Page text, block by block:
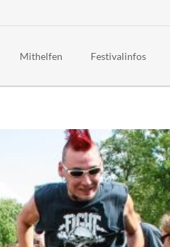
Mithelfen Festivalinfos
Code of Conduct
Festivalgelände
Anreise
Jugendschutz